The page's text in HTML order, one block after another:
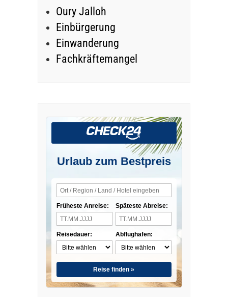
Oury Jalloh
Einbürgerung
Einwanderung
Fachkräftemangel
Urlaub zum Bestpreis
Früheste Anreise:
Reisedauer:
Späteste Abreise:
Abflughafen:
Reise finden »